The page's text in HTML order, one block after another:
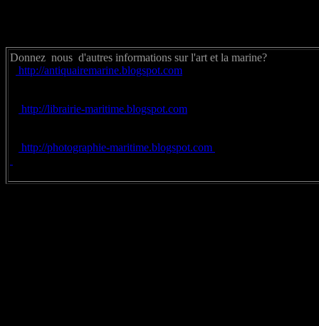
Donnez nous d'autres informations sur l'art et la marine?
http://antiquairemarine.blogspot.com
http://librairie-maritime.blogspot.com
http://photographie-maritime.blogspot.com